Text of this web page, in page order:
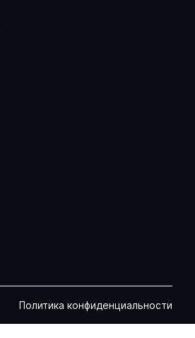
Политика конфиденциальности